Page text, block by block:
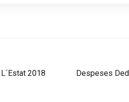
2018
Despeses